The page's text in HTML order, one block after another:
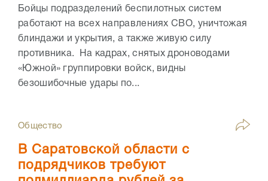
Бойцы подразделений беспилотных систем
работают на всех направлениях СВО, уничтожая
блиндажи и укрытия, а также живую силу
противника. На кадрах, снятых дроноводами
«Южной» группировки войск, видны
безошибочные удары по...
Общество
В Саратовской области с
подрядчиков требуют